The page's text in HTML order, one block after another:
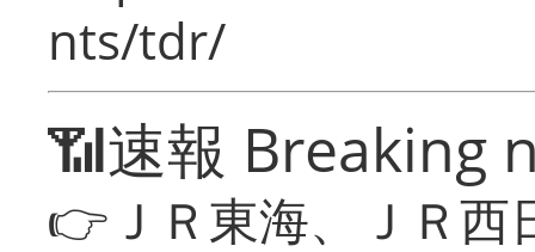
nts/tdr/
📶速報 Breaking
👉ＪＲ東海、ＪＲ